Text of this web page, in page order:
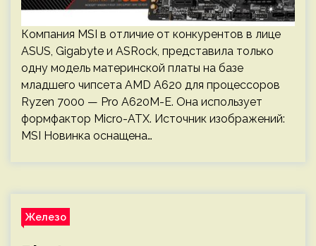
Компания MSI в отличие от конкурентов в лице
ASUS, Gigabyte и ASRock, представила только
одну модель материнской платы на базе
младшего чипсета AMD A620 для процессоров
Ryzen 7000 — Pro A620M-E. Она использует
формфактор Micro-ATX. Источник изображений:
MSI Новинка оснащена…
Железо